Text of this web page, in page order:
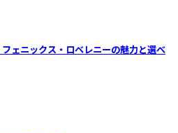
ェニックス・ロベレニーの魅力と選べ